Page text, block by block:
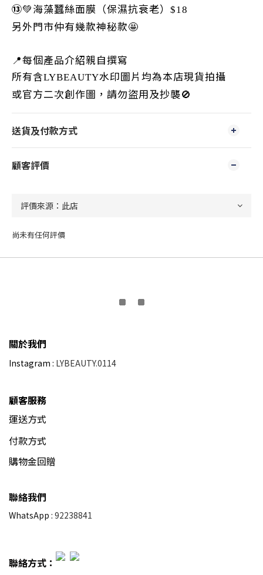
⑬💚海藻蠶絲面膜（保濕抗衰老） $18
另外門市仲有幾款神秘款🤩
📍每個產品介紹親自撰寫
所有含LYBEAUTY水印圖片均為本店現貨拍攝
或官方二次創作圖，請勿盜用及抄襲🚫
送貨及付款方式
顧客評價
尚未有任何評價
關於我們
Instagram : LYBEAUTY.0114
顧客服務
運送方式
付款方式
購物金回贈
聯絡我們
WhatsApp : 92238841
聯絡方式：